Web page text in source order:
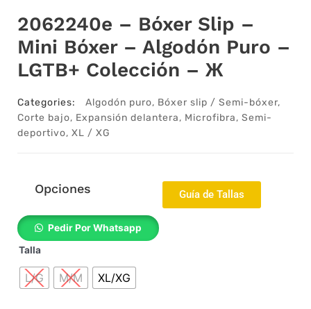
2062240e – Bóxer Slip –
Mini Bóxer – Algodón Puro –
LGTB+ Colección – Ж
Categories: Algodón puro, Bóxer slip / Semi-bóxer,
Corte bajo, Expansión delantera, Microfibra, Semi-
deportivo, XL / XG
Opciones Guía de Tallas
Pedir Por Whatsapp
Talla
L/G M/M XL/XG
2062240e